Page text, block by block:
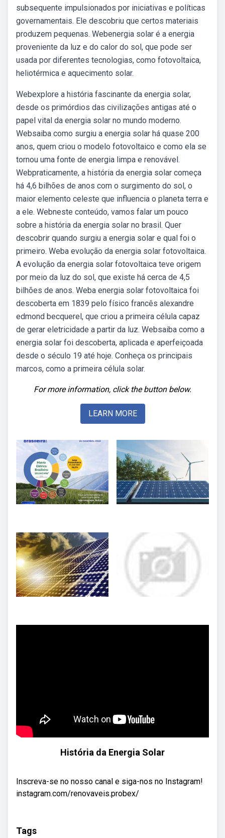
subsequente impulsionados por iniciativas e políticas
governamentais. Ele descobriu que certos materiais
produzem pequenas. Webenergia solar é a energia
proveniente da luz e do calor do sol, que pode ser
usada por diferentes tecnologias, como fotovoltaica,
heliotérmica e aquecimento solar.
Webexplore a história fascinante da energia solar,
desde os primórdios das civilizações antigas até o
papel vital da energia solar no mundo moderno.
Websaiba como surgiu a energia solar há quase 200
anos, quem criou o modelo fotovoltaico e como ela se
tornou uma fonte de energia limpa e renovável.
Webpraticamente, a história da energia solar começa
há 4,6 bilhões de anos com o surgimento do sol, o
maior elemento celeste que influencia o planeta terra e
a ele. Webneste conteúdo, vamos falar um pouco
sobre a história da energia solar no brasil. Quer
descobrir quando surgiu a energia solar e qual foi o
primeiro. Weba evolução da energia solar fotovoltaica.
A evolução da energia solar fotovoltaica teve origem
por meio da luz do sol, que existe há cerca de 4,5
bilhões de anos. Weba energia solar fotovoltaica foi
descoberta em 1839 pelo físico francês alexandre
edmond becquerel, que criou a primeira célula capaz
de gerar eletricidade a partir da luz. Websaiba como a
energia solar foi descoberta, aplicada e aperfeiçoada
desde o século 19 até hoje. Conheça os principais
marcos, como a primeira célula solar.
For more information, click the button below.
LEARN MORE
História da Energia Solar
Inscreva-se no nosso canal e siga-nos no Instagram!
instagram.com/renovaveis.probex/
Tags